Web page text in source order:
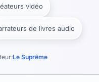
vidéo
de livres audio
Le Suprême